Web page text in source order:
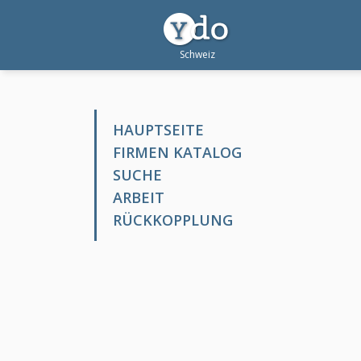
HAUPTSEITE
FIRMEN KATALOG
SUCHE
ARBEIT
RÜCKKOPPLUNG